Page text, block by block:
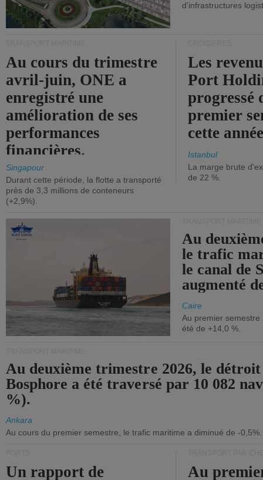
d'infrastructures
Au cours du trimestre
avril-juin, ONE a
enregistré une
amélioration de ses
performances
financières.
Singapour
Durant cette période, la flotte a transporté
près de 3,3 millions de conteneurs
(+2,9%).
Les
Port
progressé
premier
cette
Istanbul
La marge brute
de 22 %.
Au
le trafic
le canal de
augmenté
Caire
Au premier
été de +14,0 %.
Au deuxième trimestre 2026, le
Bosphore a été traversé par 10 082
%).
Ankara
Au cours du premier semestre, le trafic maritime a diminué de -0,5%.
Un rapport de
Au